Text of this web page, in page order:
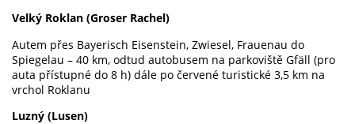
Velký Roklan (Groser Rachel)
Autem přes Bayerisch Eisenstein, Zwiesel, Frauenau do
Spiegelau – 40 km, odtud autobusem na parkoviště Gfäll (pro
auta přístupné do 8 h) dále po červené turistické 3,5 km na
vrchol Roklanu
Luzný (Lusen)